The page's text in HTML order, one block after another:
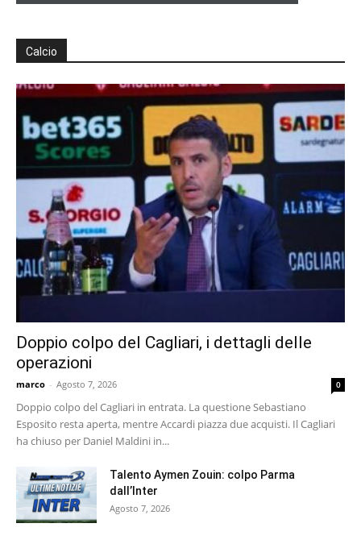
Calcio
Doppio colpo del Cagliari, i dettagli delle
operazioni
marco - Agosto 7, 2026 0
Doppio colpo del Cagliari in entrata. La questione Sebastiano
Esposito resta aperta, mentre Accardi piazza due acquisti. Il Cagliari
ha chiuso per Daniel Maldini in...
Talento Aymen Zouin: colpo Parma
dall’Inter
Agosto 7, 2026